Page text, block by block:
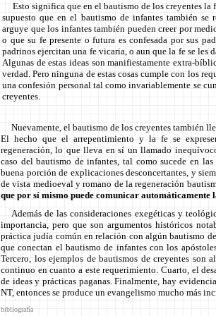
Esto significa que en el bautismo de los creyentes la
supuesto que en el bautismo de infantes también se
arguye que los infantes también pueden creer por
o que su fe presente o futura es confesada por sus
padrinos ejercitan una fe vicaria, o aun que la fe se les
Algunas de estas ideas son manifiestamente extra-
verdad. Pero ninguna de estas cosas cumple con los
una confesión personal tal como invariablemente se
creyentes.
Nuevamente, el bautismo de los creyentes también
El hecho que el arrepentimiento y la fe se
regeneración, lo que lleva en sí un llamado
caso del bautismo de infantes, tal como sucede en
buena porción de explicaciones desconcertantes, y
de vista medioeval y romano de la regeneración
que por sí mismo puede comunicar automáticamente
Además de las consideraciones exegéticas y
importancia, pero que son argumentos históricos
práctica judía común en relación con algún bautismo
que conectan el bautismo de infantes con los
Tercero, los ejemplos de bautismos de creyentes
continuo en cuanto a este requerimiento. Cuarto, el
de ideas y prácticas paganas. Finalmente, hay
NT, entonces se produce un evangelismo mucho más
bibliografía